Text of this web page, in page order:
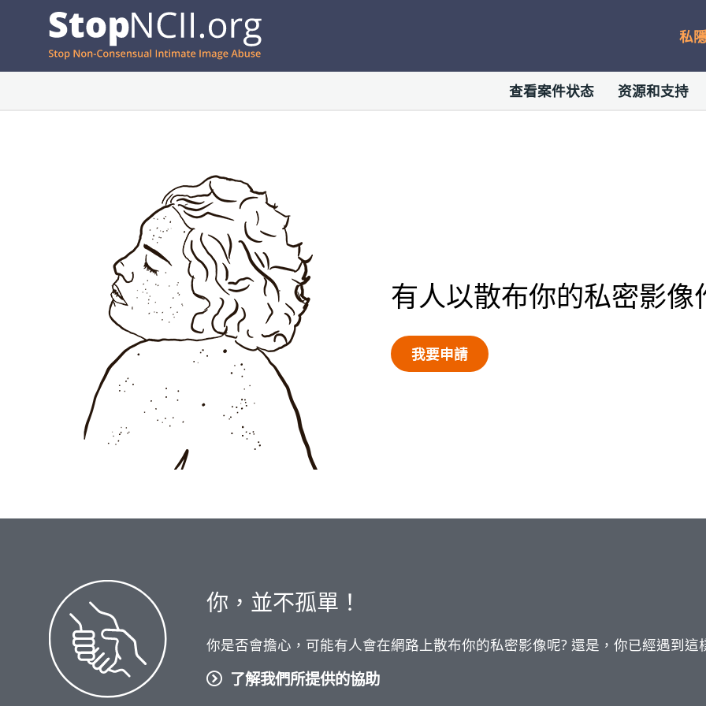
私
查看案件状态 资源和支持
有人以散布你的私密影像
我要申請
你，並不孤單！
你是否會擔心，可能有人會在網路上散布你的私密影像呢? 還是，你已經遇到
了解我們所提供的協助